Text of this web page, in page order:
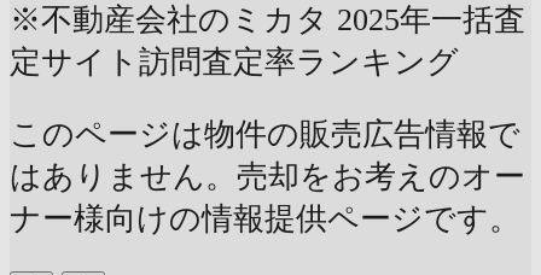
※不動産会社のミカタ 2025年一括査
定サイト訪問査定率ランキング
このページは物件の販売広告情報で
はありません。売却をお考えのオー
ナー様向けの情報提供ページです。